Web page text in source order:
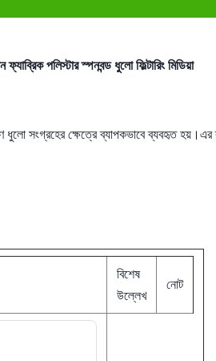
পলিস্টার স্পনবন্ড ধুলো ফিল্টারিং মিডিয়া
সংগ্রহের ক্ষেত্রে ব্যাপকভাবে ব্যবহৃত হয়।এর
বিশেষ
উল্লেখ
নোট